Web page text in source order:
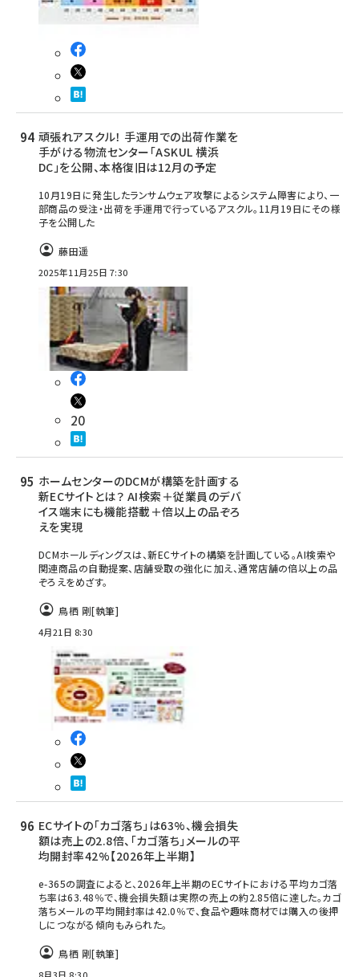
頑張れアスクル！ 手運用での出荷作業を
手がける物流センター「ASKUL 横浜
DC」を公開、本格復旧は12月の予定
10月19日に発生したランサムウェア攻撃によるシステム障害により、一
部商品の受注・出荷を手運用で行っているアスクル。11月19日にその様
子を公開した
藤田遥
2025年11月25日 7:30
20
ホームセンターのDCMが構築を計画する
新ECサイトとは？ AI検索＋従業員のデバ
イス端末にも機能搭載＋倍以上の品ぞろ
えを実現
DCMホールディングスは、新ECサイトの構築を計画している。AI検索や
関連商品の自動提案、店舗受取の強化に加え、通常店舗の倍以上の品
ぞろえをめざす。
鳥栖 剛[執筆]
4月21日 8:30
ECサイトの「カゴ落ち」は63%、機会損失
額は売上の2.8倍、「カゴ落ち」メールの平
均開封率42%【2026年上半期】
e-365の調査によると、2026年上半期のECサイトにおける平均カゴ落
ち率は63.48％で、機会損失額は実際の売上の約2.85倍に達した。カゴ
落ちメールの平均開封率は42.0％で、食品や趣味商材では購入の後押
しにつながる傾向もみられた。
鳥栖 剛[執筆]